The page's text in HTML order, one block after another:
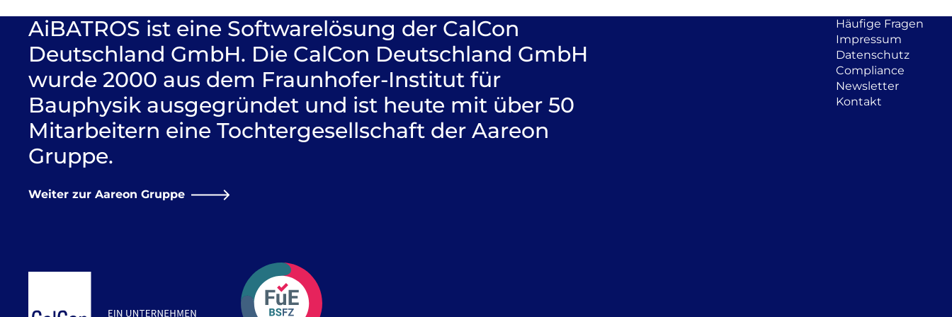
AiBATROS ist eine Softwarelösung der CalCon
Deutschland GmbH. Die CalCon Deutschland GmbH
wurde 2000 aus dem Fraunhofer-Institut für
Bauphysik ausgegründet und ist heute mit über 50
Mitarbeitern eine Tochtergesellschaft der Aareon
Gruppe.
Weiter zur Aareon Gruppe
Häufige Fragen
Impressum
Datenschutz
Compliance
Newsletter
Kontakt